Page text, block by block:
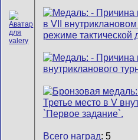
Всего наград: 5